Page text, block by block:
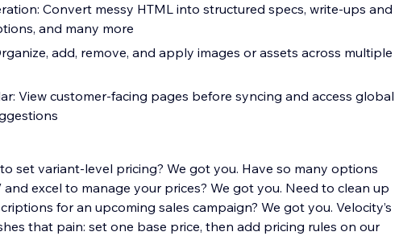
Convert messy HTML into structured specs, write-ups and
and many more
add, remove, and apply images or assets across multiple
View customer-facing pages before syncing and access global
set variant-level pricing? We got you. Have so many options
excel to manage your prices? We got you. Need to clean up
for an upcoming sales campaign? We got you. Velocity’s
that pain: set one base price, then add pricing rules on our